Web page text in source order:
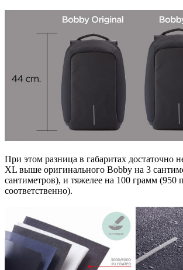
При этом разница в габаритах достаточно
XL выше оригинального Bobby на 3
сантиметров), и тяжелее на 100 грамм (950
соответственно).